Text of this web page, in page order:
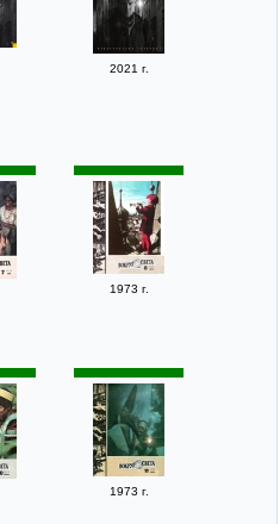
2021 г.
1973 г.
1973 г.